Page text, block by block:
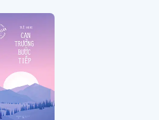
giám đốc điều hành Tập đoàn TN
Hoạt động đa ngành trong các
và phát triển chiến lược, khách
sóc cá nhân, thời trang, xuất bản
dục trong các hoạt động tìm
trẻ của Liên hiệp các tổ chức
giám khảo các cuộc thi khởi